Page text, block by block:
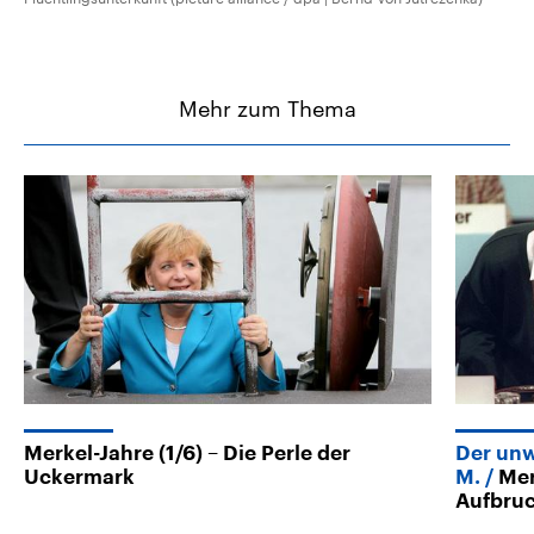
Mehr zum Thema
Merkel-Jahre (1/6) – Die Perle der
Uckermark
Der
M.